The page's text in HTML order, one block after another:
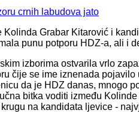
crnih labudova jato
Kolinda Grabar Kitarović i
punu potporu HDZ-a, ali i
izborima ostvarila vrlo
čije se ime iznenada
da je HDZ danas, mnogo
bitka voditi između
na kandidata ljevice -